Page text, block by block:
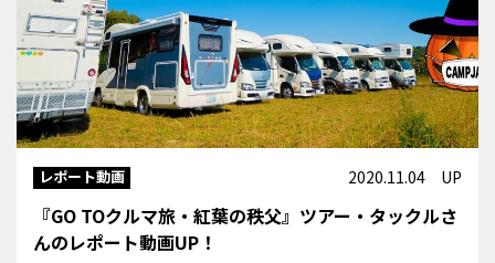
レポート動画 2020.11.04 UP
『GO TOクルマ旅・紅葉の秩父』ツアー・タックルさ
んのレポート動画UP！